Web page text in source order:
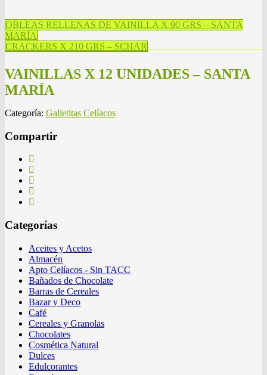
OBLEAS RELLENAS DE VAINILLA X 90 GRS – SANTA
MARÍA
CRACKERS X 210 GRS – SCHAR
VAINILLAS X 12 UNIDADES – SANTA
MARÍA
Categoría: Galletitas Celíacos
Compartir
Categorías
Aceites y Acetos
Almacén
Apto Celíacos - Sin TACC
Bañados de Chocolate
Barras de Cereales
Bazar y Deco
Café
Cereales y Granolas
Chocolates
Cosmética Natural
Dulces
Edulcorantes